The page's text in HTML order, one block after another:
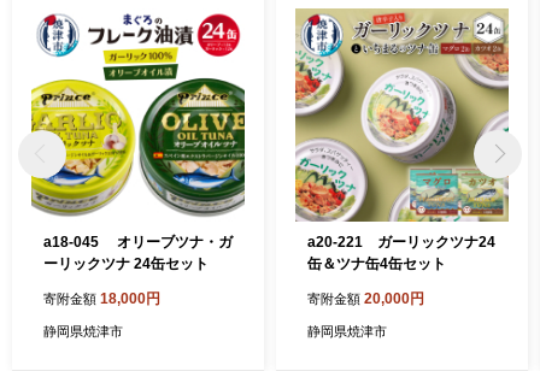
a18-045 オリーブツナ・ガ
ーリックツナ 24缶セット
寄附金額 18,000円
静岡県焼津市
a20-221 ガーリックツナ24
缶＆ツナ缶4缶セット
寄附金額 20,000円
静岡県焼津市